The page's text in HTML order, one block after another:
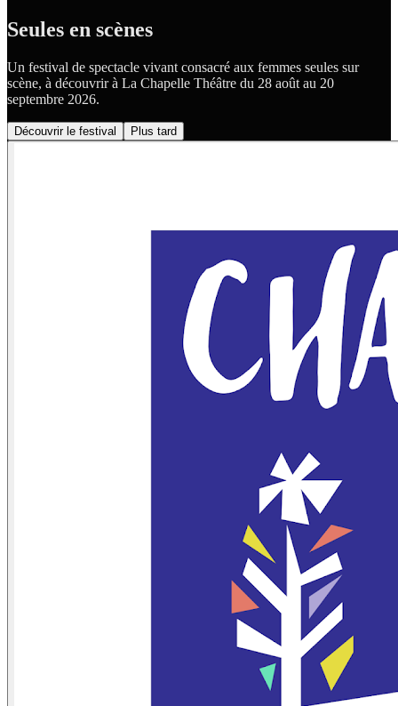
Seules en scènes
Un festival de spectacle vivant consacré aux femmes seules sur
scène, à découvrir à La Chapelle Théâtre du 28 août au 20
septembre 2026.
Découvrir le festival Plus tard